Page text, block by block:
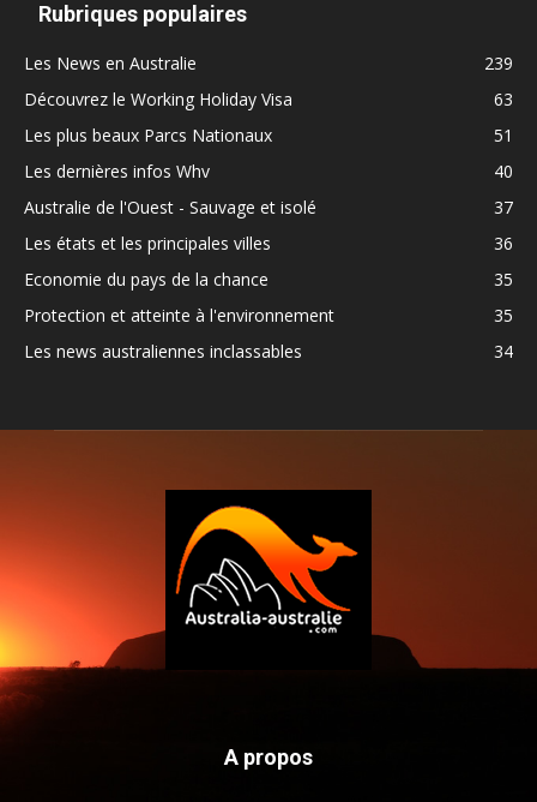
Rubriques populaires
Les News en Australie
239
Découvrez le Working Holiday Visa
63
Les plus beaux Parcs Nationaux
51
Les dernières infos Whv
40
Australie de l'Ouest - Sauvage et isolé
37
Les états et les principales villes
36
Economie du pays de la chance
35
Protection et atteinte à l'environnement
35
Les news australiennes inclassables
34
A propos